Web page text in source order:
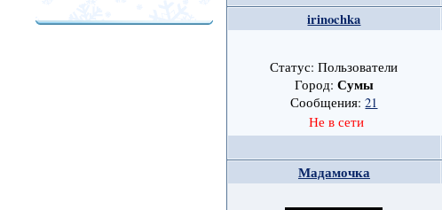
irinochka
Статус: Пользователи
Город: Сумы
Сообщения:21
Не в сети
Мадамочка